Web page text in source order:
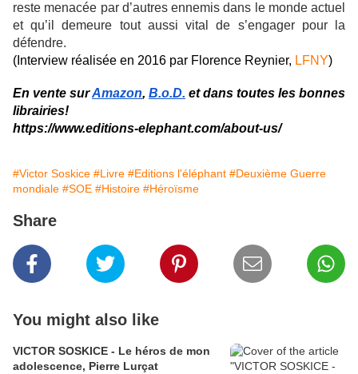
reste menacée par d’autres ennemis dans le monde actuel
et qu’il demeure tout aussi vital de s’engager pour la
défendre.
(Interview réalisée en 2016 par Florence Reynier, LFNY)
En vente sur Amazon, B.o.D. et dans toutes les bonnes
librairies!
https://www.editions-elephant.com/about-us/
#Victor Soskice #Livre #Editions l'éléphant #Deuxième Guerre
mondiale #SOE #Histoire #Héroïsme
Share
You might also like
VICTOR SOSKICE - Le héros de mon
adolescence, Pierre Lurçat